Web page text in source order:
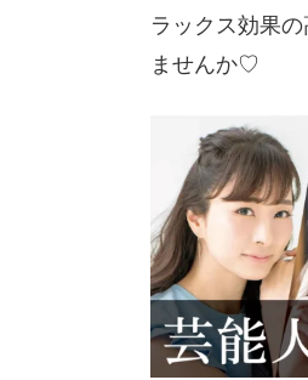
ラックス効果
ませんか♡